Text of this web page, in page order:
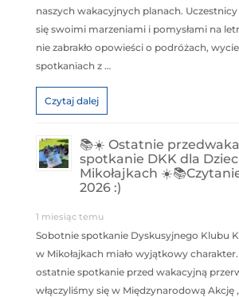
naszych wakacyjnych planach.
się swoimi marzeniami i pomysłami na
nie zabrakło opowieści o podróżach,
spotkaniach z …
Czytaj dalej
📚☀️ Ostatnie
spotkanie DKK dla
Mikołajkach
2026 :)
1 miesiąc temu
Sobotnie spotkanie Dyskusyjnego Klubu
w Mikołajkach miało wyjątkowy charakter.
ostatnie spotkanie przed wakacyjną
włączyliśmy się w Międzynarodową Akcję